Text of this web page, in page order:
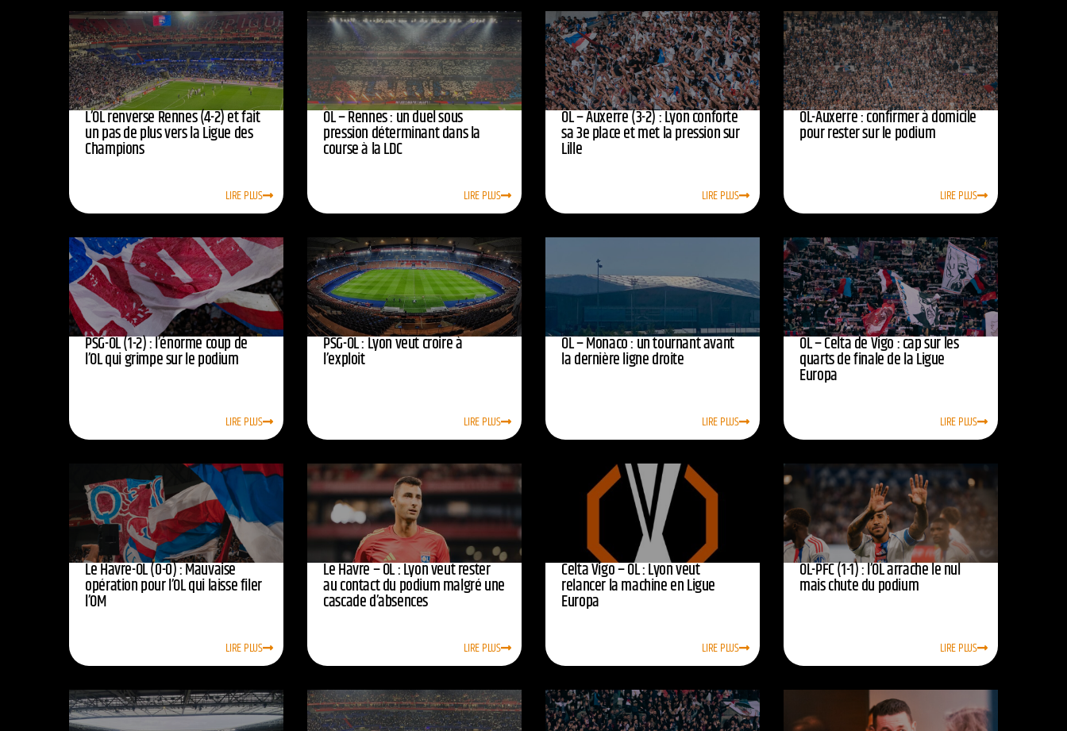
L’OL renverse Rennes (4-2) et fait
un pas de plus vers la Ligue des
Champions
LIRE PLUS
OL – Rennes : un duel sous
pression déterminant dans la
course à la LDC
LIRE PLUS
OL – Auxerre (3-2) : Lyon conforte
sa 3e place et met la pression sur
Lille
LIRE PLUS
OL-Auxerre : confirmer à domicile
pour rester sur le podium
LIRE PLUS
PSG-OL (1-2) : l’énorme coup de
l’OL qui grimpe sur le podium
LIRE PLUS
PSG-OL : Lyon veut croire à
l’exploit
LIRE PLUS
OL – Monaco : un tournant avant
la dernière ligne droite
LIRE PLUS
OL – Celta de Vigo : cap sur les
quarts de finale de la Ligue
Europa
LIRE PLUS
Le Havre-OL (0-0) : Mauvaise
opération pour l’OL qui laisse filer
l’OM
LIRE PLUS
Le Havre – OL : Lyon veut rester
au contact du podium malgré une
cascade d’absences
LIRE PLUS
Celta Vigo – OL : Lyon veut
relancer la machine en Ligue
Europa
LIRE PLUS
OL-PFC (1-1) : l’OL arrache le nul
mais chute du podium
LIRE PLUS